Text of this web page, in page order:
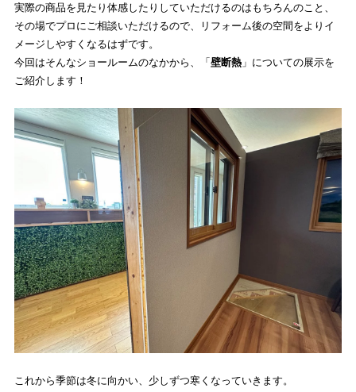
実際の商品を見たり体感したりしていただけるのはもちろんのこと、
その場でプロにご相談いただけるので、リフォーム後の空間をよりイ
メージしやすくなるはずです。
今回はそんなショールームのなかから、「 壁断熱」についての展示を
ご紹介します！
これから季節は冬に向かい、少しずつ寒くなっていきます。